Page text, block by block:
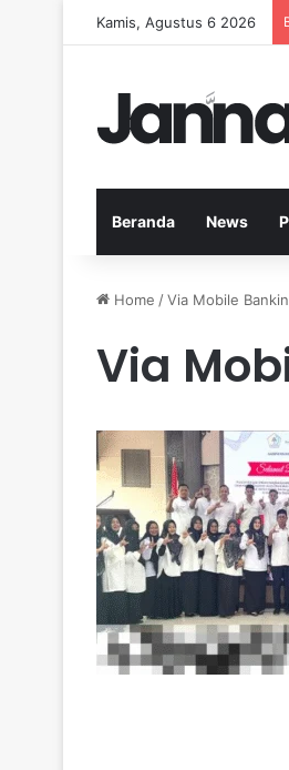
Kamis, Agustus 6 2026
Beranda News
Home /Via Mobile
Via